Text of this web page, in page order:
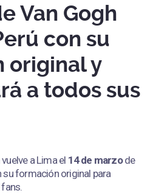
Van Gogh
con su
original y
a todos sus
vuelve a Lima el 14 de marzode
su formación original para